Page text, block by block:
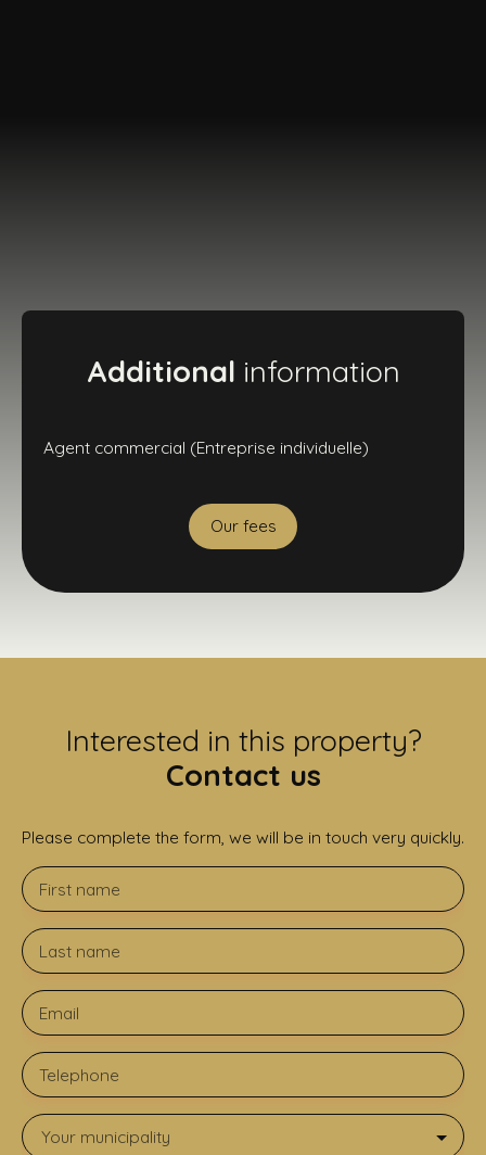
Additional information
Agent commercial (Entreprise individuelle)
Our fees
Interested in this property?
Contact us
Please complete the form, we will be in touch very quickly.
First name
Last name
Email
Telephone
Your municipality